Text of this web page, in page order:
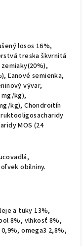
losos 16%,
treska škvrnitá
Ľanové semienka,
vývar,
mg/kg),
kg), Chondroitín
MOS (24
obilniny.
a tuky 13%,
8%, vlhkosť 8%,
omega3 2,8%,